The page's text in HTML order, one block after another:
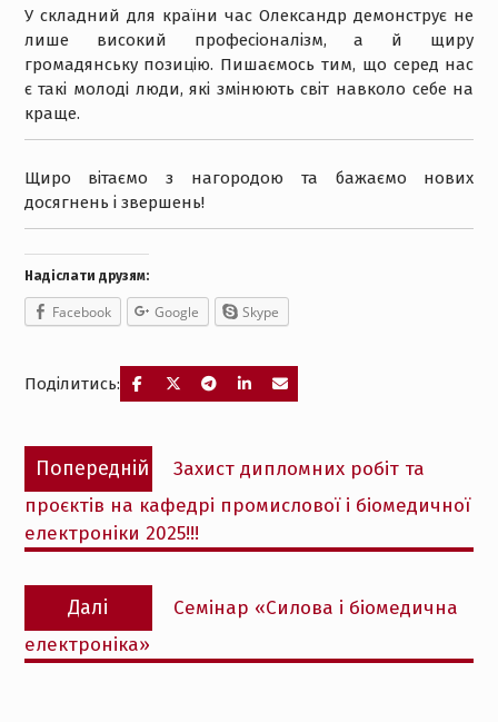
У складний для країни час Олександр демонструє не
лише високий професіоналізм, а й щиру
громадянську позицію. Пишаємось тим, що серед нас
є такі молоді люди, які змінюють світ навколо себе на
краще.
Щиро вітаємо з нагородою та бажаємо нових
досягнень і звершень!
Надіслати друзям:
Facebook Google Skype
Поділитись:
Навігація
записів
Попередній
Попередній
запис:
Захист дипломних робіт та
проєктів на кафедрі промислової і біомедичної
електроніки 2025!!!
Далі
Наступний
запис:
Cемінар «Силова і біомедична
електроніка»